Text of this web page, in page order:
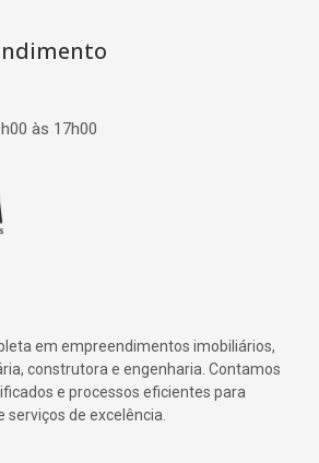
às 17h00
em empreendimentos imobiliários,
construtora e engenharia. Contamos
e processos eficientes para
de excelência.